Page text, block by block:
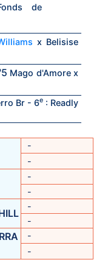
de
x Belisise
Mago d'Amore x
Br - 6e : Readly
-
-
-
-
-
-
-
-